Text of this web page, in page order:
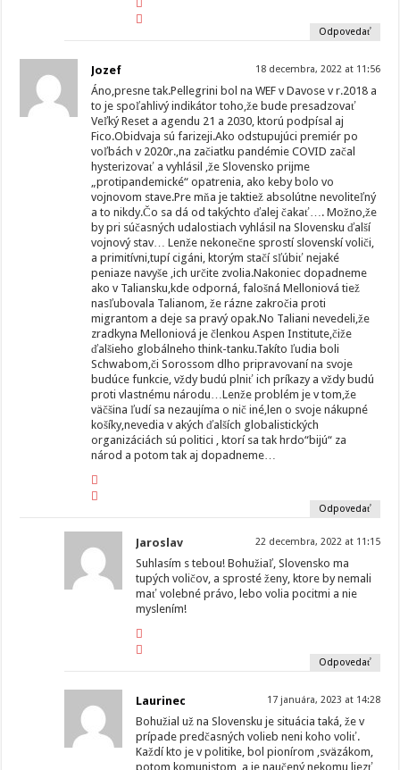
Odpovedať
Jozef 18 decembra, 2022 at 11:56
Áno,presne tak.Pellegrini bol na WEF v Davose v r.2018 a
to je spoľahlivý indikátor toho,že bude presadzovať
Veľký Reset a agendu 21 a 2030, ktorú podpísal aj
Fico.Obidvaja sú farizeji.Ako odstupujúci premiér po
voľbách v 2020r.,na začiatku pandémie COVID začal
hysterizovať a vyhlásil ,že Slovensko prijme
„protipandemické“ opatrenia, ako keby bolo vo
vojnovom stave.Pre mňa je taktiež absolútne nevoliteľný
a to nikdy.Čo sa dá od takýchto ďalej čakať…. Možno,že
by pri súčasných udalostiach vyhlásil na Slovensku ďalší
vojnový stav… Lenže nekonečne sprostí slovenskí voliči,
a primitívni,tupí cigáni, ktorým stačí sľúbiť nejaké
peniaze navyše ,ich určite zvolia.Nakoniec dopadneme
ako v Taliansku,kde odporná, falošná Melloniová tiež
nasľubovala Talianom, že rázne zakročia proti
migrantom a deje sa pravý opak.No Taliani nevedeli,že
zradkyna Melloniová je členkou Aspen Institute,čiže
ďalšieho globálneho think-tanku.Takíto ľudia boli
Schwabom,či Sorossom dlho pripravovaní na svoje
budúce funkcie, vždy budú plniť ich príkazy a vždy budú
proti vlastnému národu…Lenže problém je v tom,že
väčšina ľudí sa nezaujíma o nič iné,len o svoje nákupné
košíky,nevedia v akých ďalších globalistických
organizáciách sú politici , ktorí sa tak hrdo“bijú“ za
národ a potom tak aj dopadneme…
Odpovedať
Jaroslav 22 decembra, 2022 at 11:15
Suhlasím s tebou! Bohužiaľ, Slovensko ma
tupých voličov, a sprosté ženy, ktore by nemali
mať volebné právo, lebo volia pocitmi a nie
myslením!
Odpovedať
Laurinec 17 januára, 2023 at 14:28
Bohužial už na Slovensku je situácia taká, že v
prípade predčasných volieb neni koho voliť.
Každí kto je v politike, bol pionírom ,sväzákom,
potom komunistom, a je naučený nekomu liezť